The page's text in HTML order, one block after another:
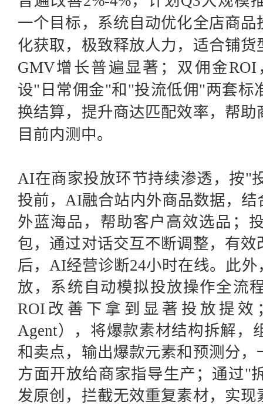
一个目标，系统自动优化全店商
化获取，极致释放人力，适合铺
GMV增长普遍显著；双佣金
设"日常佣金"和"投流低佣"两套标
换结算，提升商达匹配效率，帮
目前内测中。
AI在商家投放环节持续渗透，按"
投前，AI融合站内外商品数据，
外蓝海品，帮助客户高效选品；
包，通过对话交互不断调整，有
后，AI经营诊断24小时在线。此
放，系统自动模拟投放操作全流
ROI改善下拿到显著投放提
Agent），将爆款素材结构拆解，
和卖点，输出爆款元素和预测分
方面开放给商家指导生产；通过"
发原创，拦截无效重复素材，实